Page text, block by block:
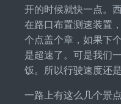
开的时候就快一点。
在路口布置测速装置
个点盖个章，如果下
是超速了。可是我们
饭。所以行驶速度还是
一路上有这么几个景